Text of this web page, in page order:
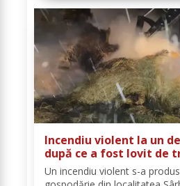
Incendiu violent la un
după ce a fost lovit de
Un incendiu violent s-a